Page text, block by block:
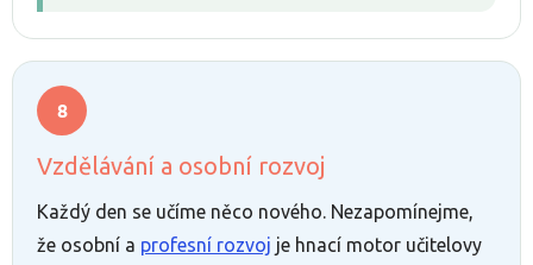
Vzdělávání a osobní rozvoj
Každý den se učíme něco nového. Nezapomínejme,
že osobní a profesní rozvoj je hnací motor učitelovy